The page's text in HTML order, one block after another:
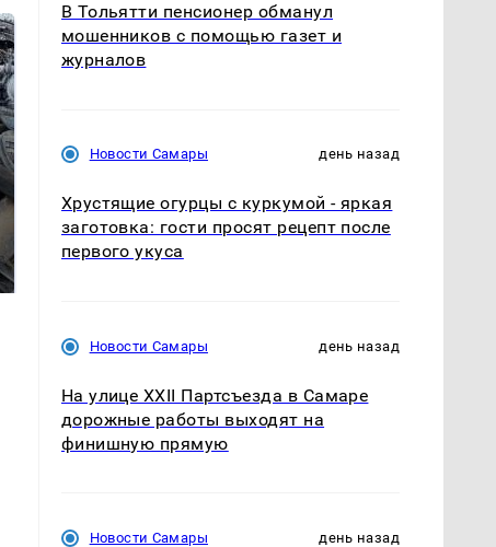
В ОАЭ произошло
жестокое убийство
Все новости по
В Тольятти пенсионер обманул
мошенников с помощью газет и
журналов
Новости Самары день назад
Хрустящие огурцы с куркумой - яркая
заготовка: гости просят рецепт после
первого укуса
Новости Самары день назад
На улице XXII Партсъезда в Самаре
дорожные работы выходят на
финишную прямую
Новости Самары день назад